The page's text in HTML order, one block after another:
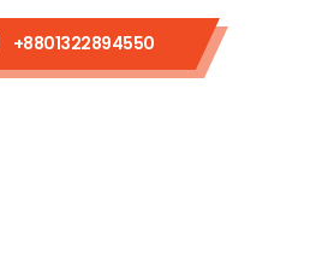
+8801322894550